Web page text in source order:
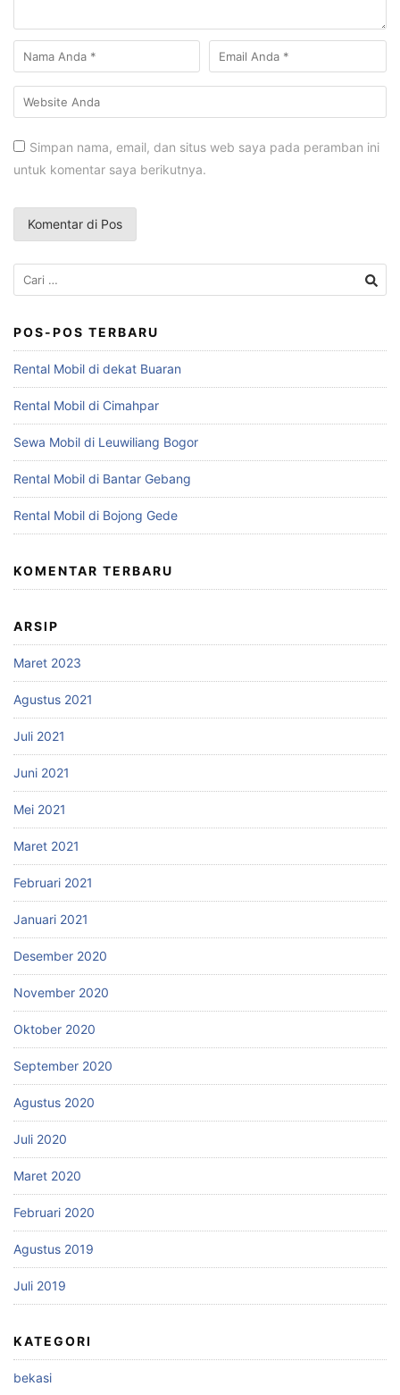
Simpan nama, email, dan situs web saya pada peramban ini
untuk komentar saya berikutnya.
Cari
untuk:
POS-POS TERBARU
Rental Mobil di dekat Buaran
Rental Mobil di Cimahpar
Sewa Mobil di Leuwiliang Bogor
Rental Mobil di Bantar Gebang
Rental Mobil di Bojong Gede
KOMENTAR TERBARU
ARSIP
Maret 2023
Agustus 2021
Juli 2021
Juni 2021
Mei 2021
Maret 2021
Februari 2021
Januari 2021
Desember 2020
November 2020
Oktober 2020
September 2020
Agustus 2020
Juli 2020
Maret 2020
Februari 2020
Agustus 2019
Juli 2019
KATEGORI
bekasi